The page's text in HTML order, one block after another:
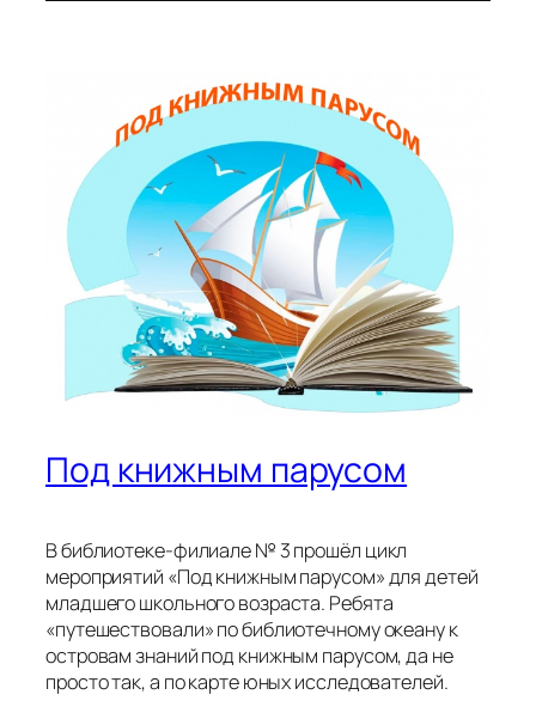
Под книжным парусом
В библиотеке-филиале № 3 прошёл цикл
мероприятий «Под книжным парусом» для детей
младшего школьного возраста. Ребята
«путешествовали» по библиотечному океану к
островам знаний под книжным парусом, да не
просто так, а по карте юных исследователей.